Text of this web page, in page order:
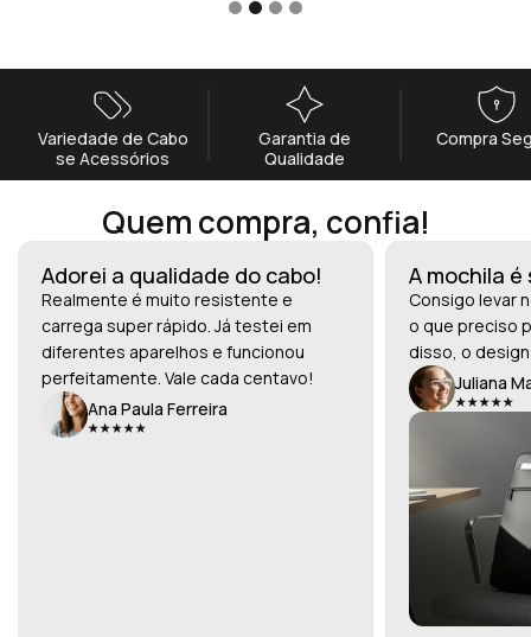
Variedade de Cabo
se Acessórios
Garantia de
Qualidade
Compra
Quem compra, confia!
Adorei a qualidade do cabo!
Realmente é muito resistente e
carrega super rápido. Já testei em
diferentes aparelhos e funcionou
perfeitamente. Vale cada centavo!
Ana Paula Ferreira
A mochila
Consigo levar
o que preciso
disso, o
Juliana